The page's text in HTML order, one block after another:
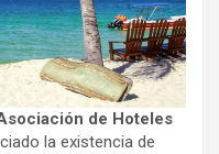
de Hoteles
la existencia de